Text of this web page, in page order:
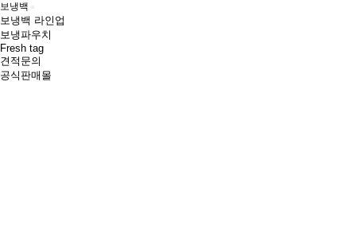
보냉백
보냉백 라인업
보냉파우치
Fresh tag
견적문의
공식판매몰